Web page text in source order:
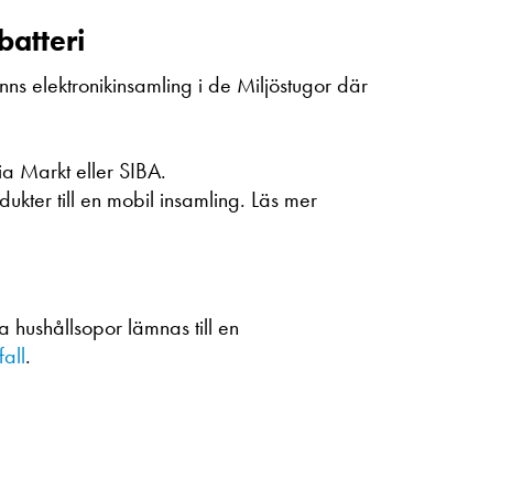
elektronikinsamling i de Miljöstugor där
Markt eller SIBA.
till en mobil insamling. Läs mer
hushållsopor lämnas till en
.